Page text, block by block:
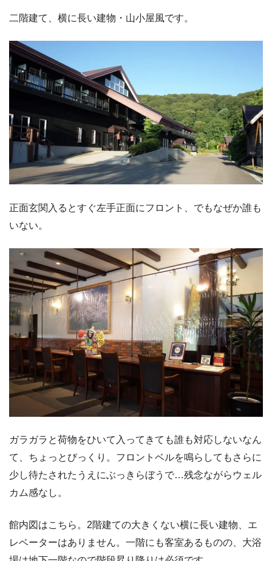
二階建て、横に長い建物・山小屋風です。
正面玄関入るとすぐ左手正面にフロント、でもなぜか誰も
いない。
ガラガラと荷物をひいて入ってきても誰も対応しないなん
て、ちょっとびっくり。フロントベルを鳴らしてもさらに
少し待たされたうえにぶっきらぼうで…残念ながらウェル
カム感なし。
館内図はこちら。2階建ての大きくない横に長い建物、エ
レベーターはありません。一階にも客室あるものの、大浴